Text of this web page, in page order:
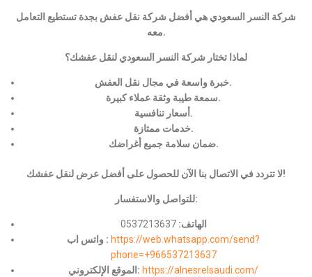
شركة النسر السعودي هي أفضل شركة نقل عفش بجدة تستطيع التعامل
معه.
لماذا تختار شركة النسر السعودي لنقل عفشك؟
خبرة واسعة في مجال نقل العفش.
سمعة طيبة وثقة عملاء كبيرة.
أسعار تنافسية.
خدمات ممتازة.
ضمان سلامة جميع أغراضك.
لا تتردد في الاتصال بنا الآن للحصول على أفضل عرض لنقل عفشك!
للتواصل والاستفسار:
الهاتف: 0537213637
واتس اب : https://web.whatsapp.com/send?
phone=+966537213637
الموقع الإلكتروني: https://alnesrelsaudi.com/